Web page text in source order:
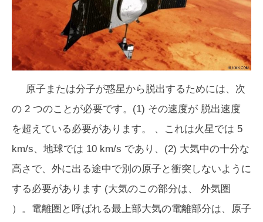
原子または分子が惑星から脱出するためには、次
の 2 つのことが必要です。(1) その速度が 脱出速度
を超えている必要があります。 、これは火星では 5
km/s、地球では 10 km/s であり、(2) 大気中の十分な
高さで、外に出る途中で別の原子と衝突しないように
する必要があります (大気のこの部分は、 外気圏
）。電離圏と呼ばれる最上部大気の電離部分は、原子